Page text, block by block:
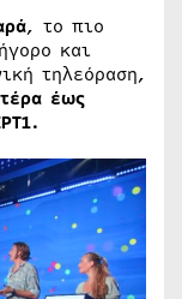
, το πιο
και
τηλεόραση,
έως